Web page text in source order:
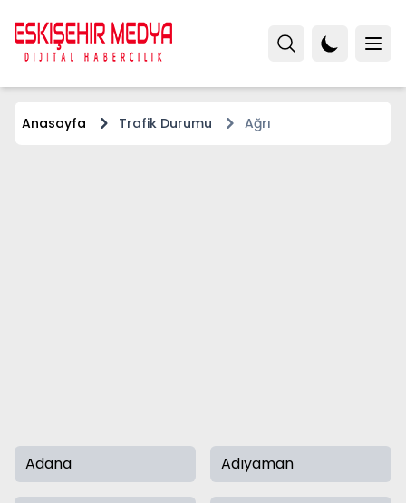
Anasayfa Trafik Durumu Ağrı
Adana Adıyaman